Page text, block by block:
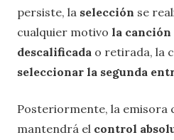
persiste, la selección se
cualquier motivo la canción
descalificada o retirada, la
seleccionar la segunda
Posteriormente, la emisora
mantendrá el control